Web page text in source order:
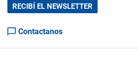
RECIBÍ EL NEWSLETTER
Contactanos